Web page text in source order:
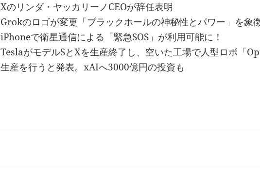
Xのリンダ・ヤッカリーノCEOが辞任表明
Grokのロゴが変更「ブラックホールの神秘性とパワー」を象
iPhoneで衛星通信による「緊急SOS」が利用可能に！
TeslaがモデルSとXを生産終了し、空いた工場で人型ロボ「
生産を行うと発表。xAIへ3000億円の投資も